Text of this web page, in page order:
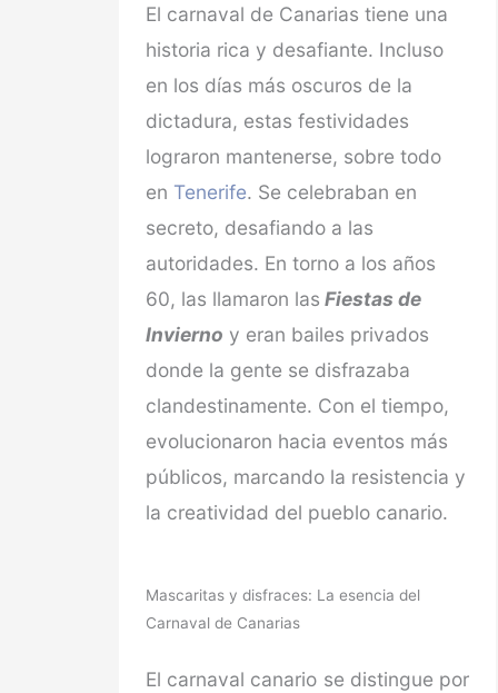
El carnaval de Canarias tiene una
historia rica y desafiante. Incluso
en los días más oscuros de la
dictadura, estas festividades
lograron mantenerse, sobre todo
en Tenerife. Se celebraban en
secreto, desafiando a las
autoridades. En torno a los años
60, las llamaron las Fiestas de
Invierno y eran bailes privados
donde la gente se disfrazaba
clandestinamente. Con el tiempo,
evolucionaron hacia eventos más
públicos, marcando la resistencia y
la creatividad del pueblo canario.
Mascaritas y disfraces: La esencia del
Carnaval de Canarias
El carnaval canario se distingue por